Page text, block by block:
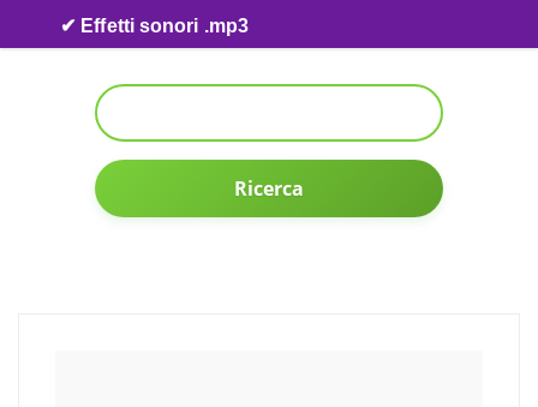
Skip to content
✔ Effetti sonori .mp3
Ricerca